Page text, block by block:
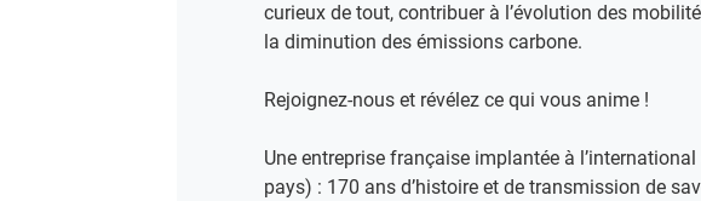
curieux de tout, contribuer à l’évolution des
la diminution des émissions carbone. ​
Rejoignez-nous et révélez ce qui vous anime !​
Une entreprise française implantée à l’international
pays) : 170 ans d’histoire et de transmission de